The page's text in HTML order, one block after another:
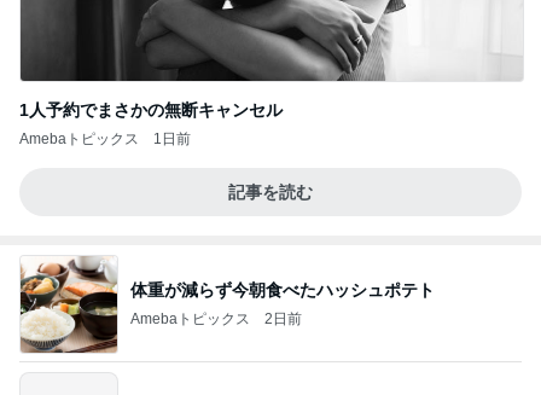
1人予約でまさかの無断キャンセル
Amebaトピックス 1日前
記事を読む
体重が減らず今朝食べたハッシュポテト
Amebaトピックス 2日前